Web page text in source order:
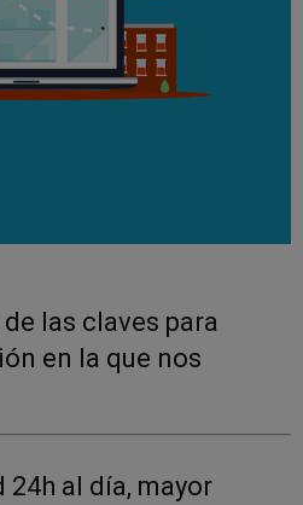
de las claves para
en la que nos
al día, mayor